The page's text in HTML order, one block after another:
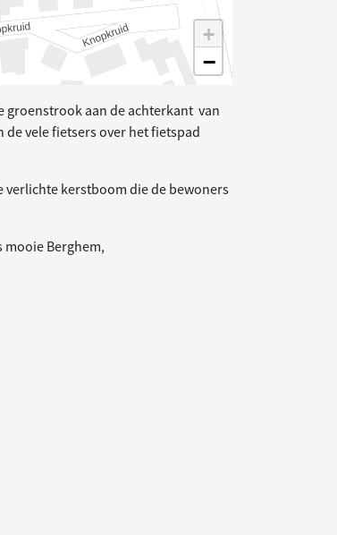
+
−
groenstrook aan de achterkant van
vele fietsers over het fietspad
kerstboom die de bewoners
mooie Berghem,